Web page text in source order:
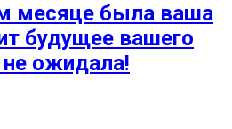
месяце была ваша
будущее вашего
не ожидала!